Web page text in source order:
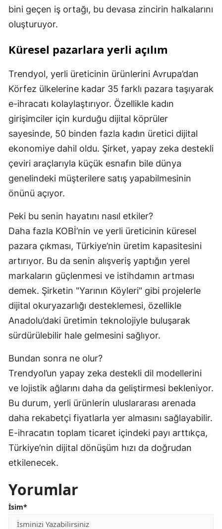
bini geçen iş ortağı, bu devasa zincirin halkalarını
oluşturuyor.
Küresel pazarlara yerli açılım
Trendyol, yerli üreticinin ürünlerini Avrupa’dan
Körfez ülkelerine kadar 35 farklı pazara taşıyarak
e-ihracatı kolaylaştırıyor. Özellikle kadın
girişimciler için kurduğu dijital köprüler
sayesinde, 50 binden fazla kadın üretici dijital
ekonomiye dahil oldu. Şirket, yapay zeka destekli
çeviri araçlarıyla küçük esnafın bile dünya
genelindeki müşterilere satış yapabilmesinin
önünü açıyor.
Peki bu senin hayatını nasıl etkiler?
Daha fazla KOBİ’nin ve yerli üreticinin küresel
pazara çıkması, Türkiye’nin üretim kapasitesini
artırıyor. Bu da senin alışveriş yaptığın yerel
markaların güçlenmesi ve istihdamın artması
demek. Şirketin "Yarının Köyleri" gibi projelerle
dijital okuryazarlığı desteklemesi, özellikle
Anadolu’daki üretimin teknolojiyle buluşarak
sürdürülebilir hale gelmesini sağlıyor.
Bundan sonra ne olur?
Trendyol’un yapay zeka destekli dil modellerini
ve lojistik ağlarını daha da geliştirmesi bekleniyor.
Bu durum, yerli ürünlerin uluslararası arenada
daha rekabetçi fiyatlarla yer almasını sağlayabilir.
E-ihracatın toplam ticaret içindeki payı arttıkça,
Türkiye’nin dijital dönüşüm hızı da doğrudan
etkilenecek.
Yorumlar
İsim*